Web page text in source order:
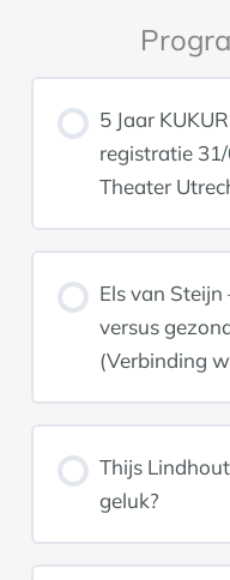
5 Jaar
registratie
Theater
Els van
versus
(Verbinding
Thijs
geluk?